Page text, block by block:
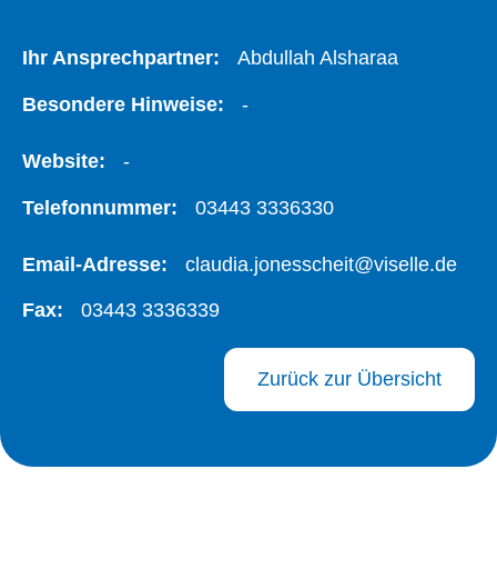
Ihr Ansprechpartner: Abdullah Alsharaa
Besondere Hinweise: -
Website: -
Telefonnummer: 03443 3336330
Email-Adresse: claudia.jonesscheit@viselle.de
Fax: 03443 3336339
Zurück zur Übersicht